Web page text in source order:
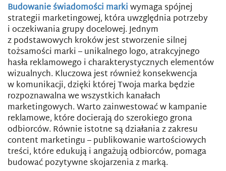
Budowanie świadomości markiwymaga spójnej
strategii marketingowej, która uwzględnia potrzeby
i oczekiwania grupy docelowej. Jednym
z podstawowych kroków jest stworzenie silnej
tożsamości marki – unikalnego logo, atrakcyjnego
hasła reklamowego i charakterystycznych elementów
wizualnych. Kluczowa jest również konsekwencja
w komunikacji, dzięki której Twoja marka będzie
rozpoznawalna we wszystkich kanałach
marketingowych. Warto zainwestować w kampanie
reklamowe, które docierają do szerokiego grona
odbiorców. Równie istotne są działania z zakresu
content marketingu – publikowanie wartościowych
treści, które edukują i angażują odbiorców, pomaga
budować pozytywne skojarzenia z marką.